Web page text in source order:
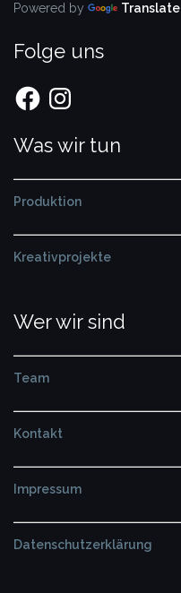
Powered by Translate
Folge uns
FacebookInstagram
Was wir tun
Produktion
Kreativprojekte
Wer wir sind
Team
Kontakt
Impressum
Datenschutzerklärung